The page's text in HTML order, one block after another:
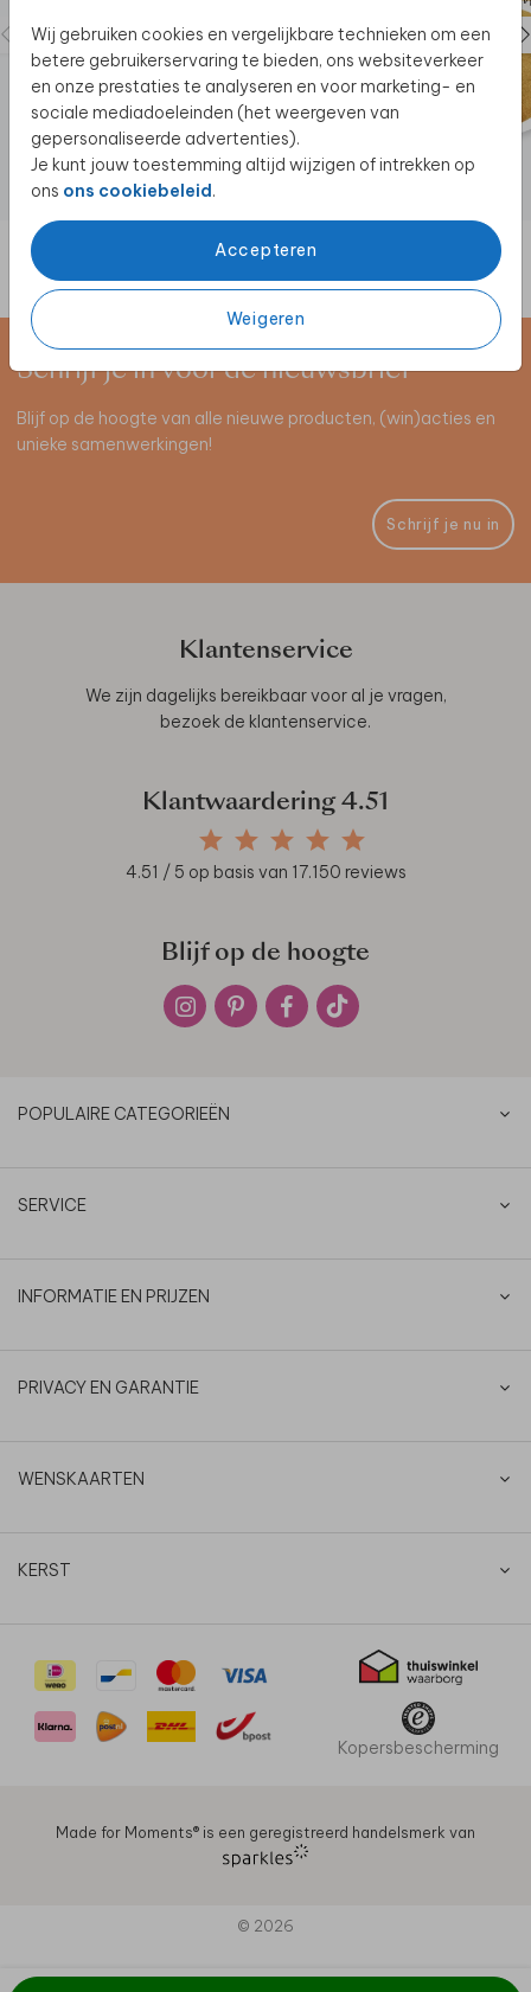
Wij gebruiken cookies en vergelijkbare technieken om een
betere gebruikerservaring te bieden, ons websiteverkeer
en onze prestaties te analyseren en voor marketing- en
sociale mediadoeleinden (het weergeven van
gepersonaliseerde advertenties).
Je kunt jouw toestemming altijd wijzigen of intrekken op
ons ons cookiebeleid.
Accepteren
Weigeren
Schrijf je in voor de nieuwsbrief
Blijf op de hoogte van alle nieuwe producten, (win)acties en
unieke samenwerkingen!
Schrijf je nu in
Klantenservice
We zijn dagelijks bereikbaar voor al je vragen,
bezoek de klantenservice.
Klantwaardering 4.51
4.51 / 5 op basis van 17.150 reviews
Blijf op de hoogte
POPULAIRE CATEGORIEËN
SERVICE
INFORMATIE EN PRIJZEN
PRIVACY EN GARANTIE
WENSKAARTEN
KERST
Kopersbescherming
Made for Moments®️ is een geregistreerd handelsmerk van
© 2026